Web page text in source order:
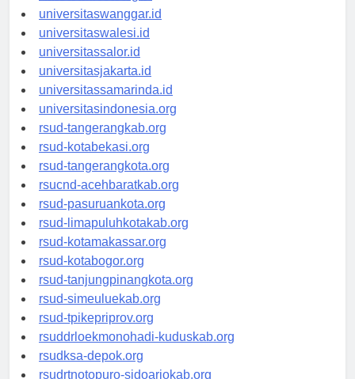
universitassorong.id
universitaswanggar.id
universitaswalesi.id
universitassalor.id
universitasjakarta.id
universitassamarinda.id
universitasindonesia.org
rsud-tangerangkab.org
rsud-kotabekasi.org
rsud-tangerangkota.org
rsucnd-acehbaratkab.org
rsud-pasuruankota.org
rsud-limapuluhkotakab.org
rsud-kotamakassar.org
rsud-kotabogor.org
rsud-tanjungpinangkota.org
rsud-simeuluekab.org
rsud-tpikepriprov.org
rsuddrloekmonohadi-kuduskab.org
rsudksa-depok.org